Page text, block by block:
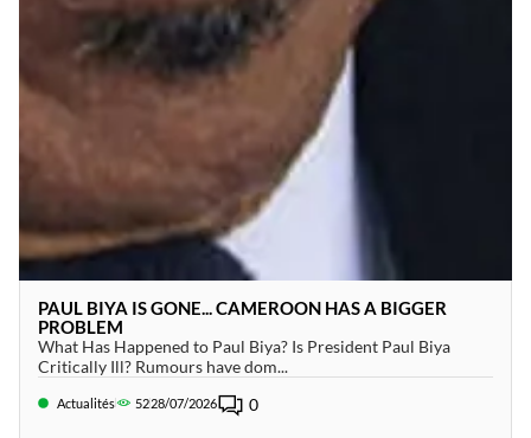
PAUL BIYA IS GONE... CAMEROON HAS A BIGGER
PROBLEM
What Has Happened to Paul Biya? Is President Paul Biya
Critically Ill? Rumours have dom...
Actualités 5228/07/2026 0